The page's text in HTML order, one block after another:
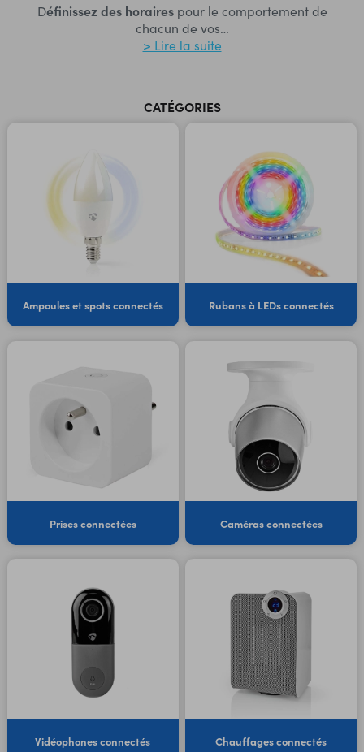
Définissez des horairespour le comportement de
chacun de vos…
> Lire la suite
CATÉGORIES
Ampoules et spots connectés Rubans à LEDs connectés
Prises connectées Caméras connectées
Vidéophones connectés Chauffages connectés